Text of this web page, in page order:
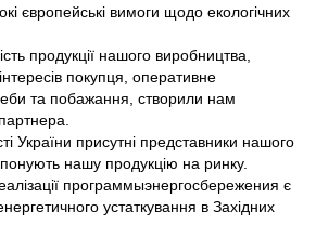
європейські вимоги щодо екологічних
продукції нашого виробництва,
покупця, оперативне
та побажання, створили нам
України присутні представники нашого
нашу продукцію на ринку.
программыэнергосбережения є
устаткування в Західних